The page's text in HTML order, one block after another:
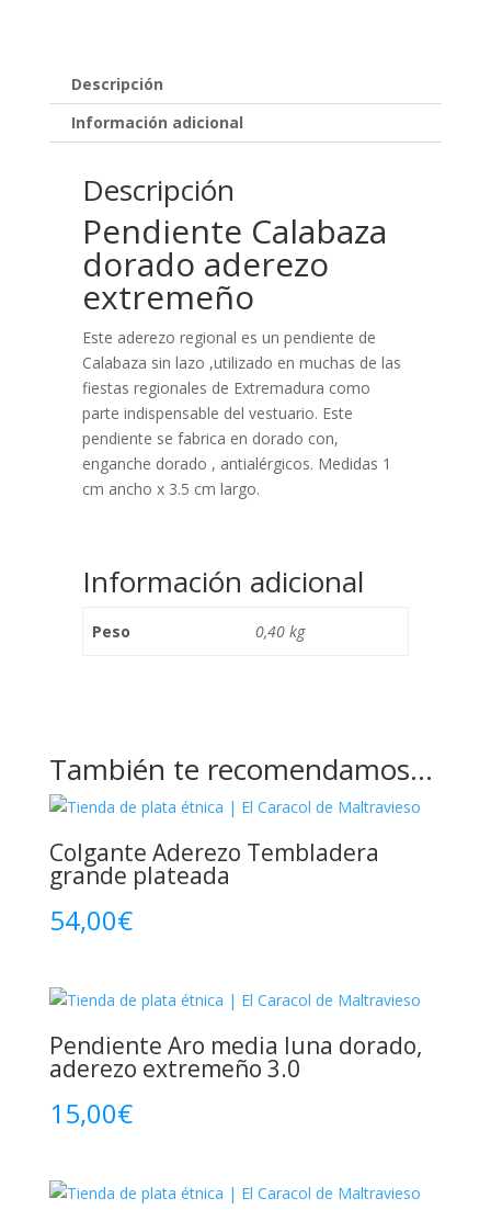
Descripción
Información adicional
Descripción
Pendiente Calabaza
dorado aderezo
extremeño
Este aderezo regional es un pendiente de
Calabaza sin lazo ,utilizado en muchas de las
fiestas regionales de Extremadura como
parte indispensable del vestuario. Este
pendiente se fabrica en dorado con,
enganche dorado , antialérgicos. Medidas 1
cm ancho x 3.5 cm largo.
Información adicional
Peso 0,40 kg
También te recomendamos…
Colgante Aderezo Tembladera
grande plateada
54,00€
Pendiente Aro media luna dorado,
aderezo extremeño 3.0
15,00€